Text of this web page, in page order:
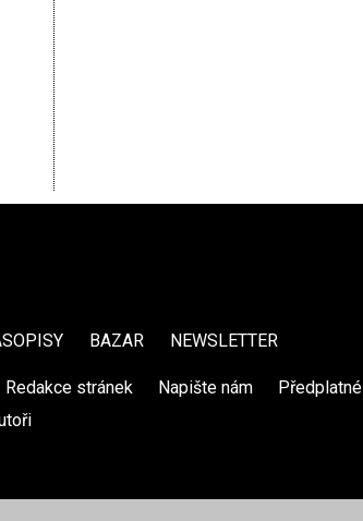
BAZAR NEWSLETTER
Redakce stránek Napište nám Předplatné